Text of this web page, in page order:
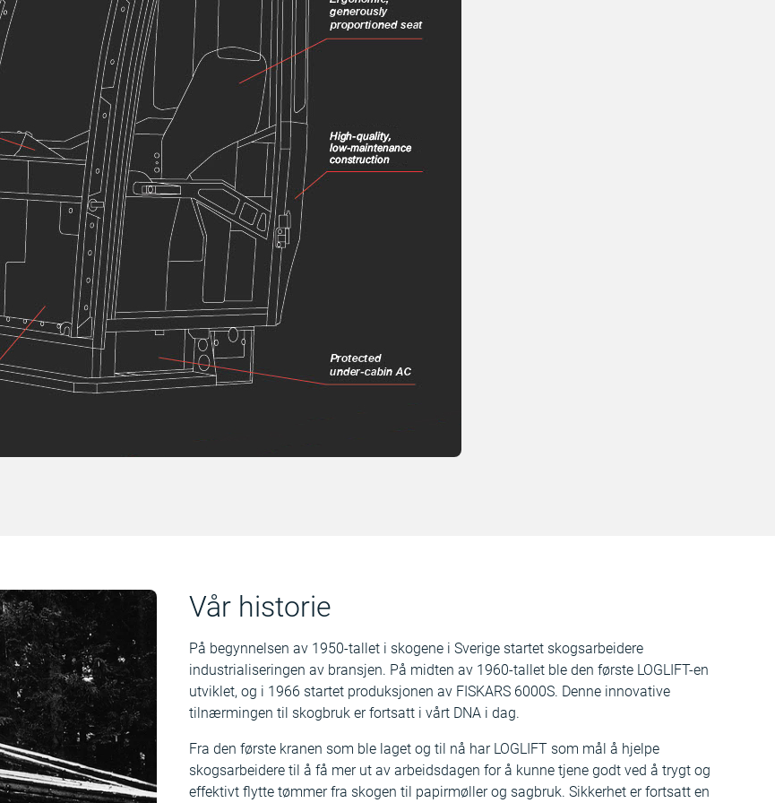
Vår historie
På begynnelsen av 1950-tallet i skogene i Sverige startet skogsarbeidere
industrialiseringen av bransjen. På midten av 1960-tallet ble den første LOGLIFT-en
utviklet, og i 1966 startet produksjonen av FISKARS 6000S. Denne innovative
tilnærmingen til skogbruk er fortsatt i vårt DNA i dag.
Fra den første kranen som ble laget og til nå har LOGLIFT som mål å hjelpe
skogsarbeidere til å få mer ut av arbeidsdagen for å kunne tjene godt ved å trygt og
effektivt flytte tømmer fra skogen til papirmøller og sagbruk. Sikkerhet er fortsatt en